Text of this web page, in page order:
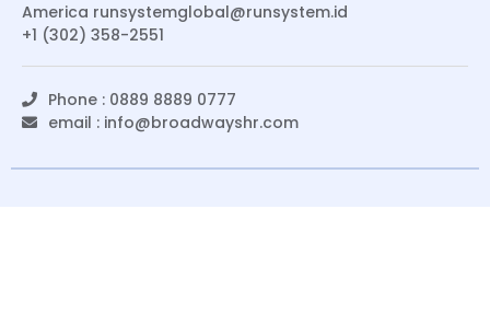
America runsystemglobal@runsystem.id
+1 (302) 358-2551
Phone : 0889 8889 0777
email : info@broadwayshr.com